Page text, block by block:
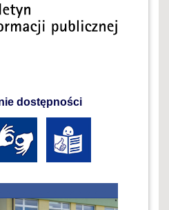
dostępności